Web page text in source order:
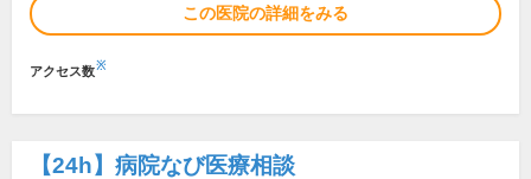
この医院の詳細をみる
アクセス数※
【24h】 病院なび医療相談